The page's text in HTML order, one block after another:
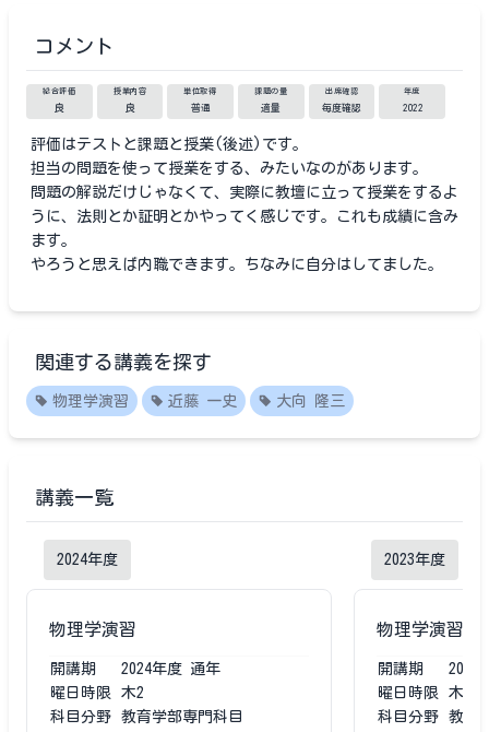
コメント
総合評価
良
授業内容
良
単位取得
普通
課題の量
適量
出席確認
毎度確認
年度
2022
評価はテストと課題と授業(後述)です。
担当の問題を使って授業をする、みたいなのがあります。
問題の解説だけじゃなくて、実際に教壇に立って授業をするよ
うに、法則とか証明とかやってく感じです。これも成績に含み
ます。
やろうと思えば内職できます。ちなみに自分はしてました。
関連する講義を探す
物理学演習 近藤 一史 大向 隆三
講義一覧
2024年度
物理学演習
開講期 2024年度 通年
曜日時限
木2
科目分野
教育学部専門科目
2023年度
物理学演習
開講期 2023
曜日時限
木2
科目分野
教育